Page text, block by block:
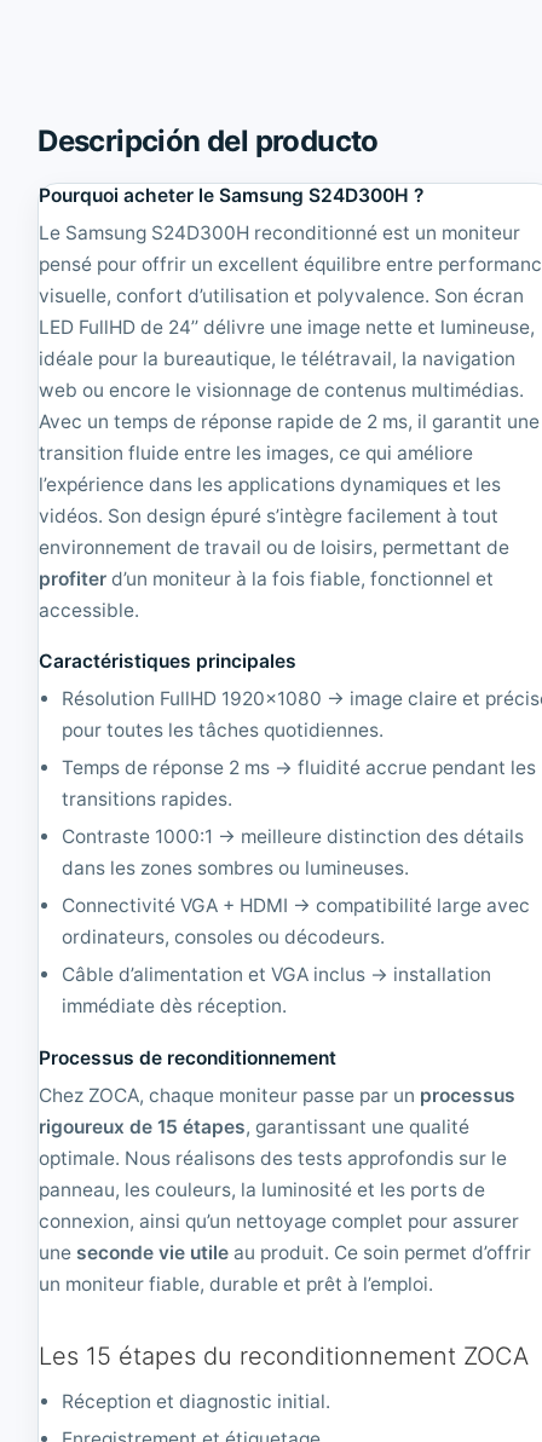
s
t
r
2
4
B
M
2
0
T
F
T
3
|
R
e
o
d
n
1
0
2
0
'
'
T
F
T
4
:
3
|
R
e
c
n
d
i
i
o
n
n
é
1
Descripción del producto
Pourquoi acheter le Samsung S24D300H ?
Le Samsung S24D300H reconditionné est un moniteur
pensé pour offrir un excellent équilibre entre
visuelle, confort d’utilisation et polyvalence. Son écran
LED FullHD de 24’’ délivre une image nette et lumineuse,
idéale pour la bureautique, le télétravail, la navigation
web ou encore le visionnage de contenus multimédias.
Avec un temps de réponse rapide de 2 ms, il garantit une
transition fluide entre les images, ce qui améliore
l’expérience dans les applications dynamiques et les
vidéos. Son design épuré s’intègre facilement à tout
environnement de travail ou de loisirs, permettant de
profiter d’un moniteur à la fois fiable, fonctionnel et
accessible.
Caractéristiques principales
Résolution FullHD 1920×1080 → image claire et
pour toutes les tâches quotidiennes.
Temps de réponse 2 ms → fluidité accrue pendant les
transitions rapides.
Contraste 1000:1 → meilleure distinction des détails
dans les zones sombres ou lumineuses.
Connectivité VGA + HDMI → compatibilité large avec
ordinateurs, consoles ou décodeurs.
Câble d’alimentation et VGA inclus → installation
immédiate dès réception.
Processus de reconditionnement
Chez ZOCA, chaque moniteur passe par un processus
rigoureux de 15 étapes, garantissant une qualité
optimale. Nous réalisons des tests approfondis sur le
panneau, les couleurs, la luminosité et les ports de
connexion, ainsi qu’un nettoyage complet pour assurer
une seconde vie utile au produit. Ce soin permet d’offrir
un moniteur fiable, durable et prêt à l’emploi.
Les 15 étapes du reconditionnement ZOCA
Réception et diagnostic initial.